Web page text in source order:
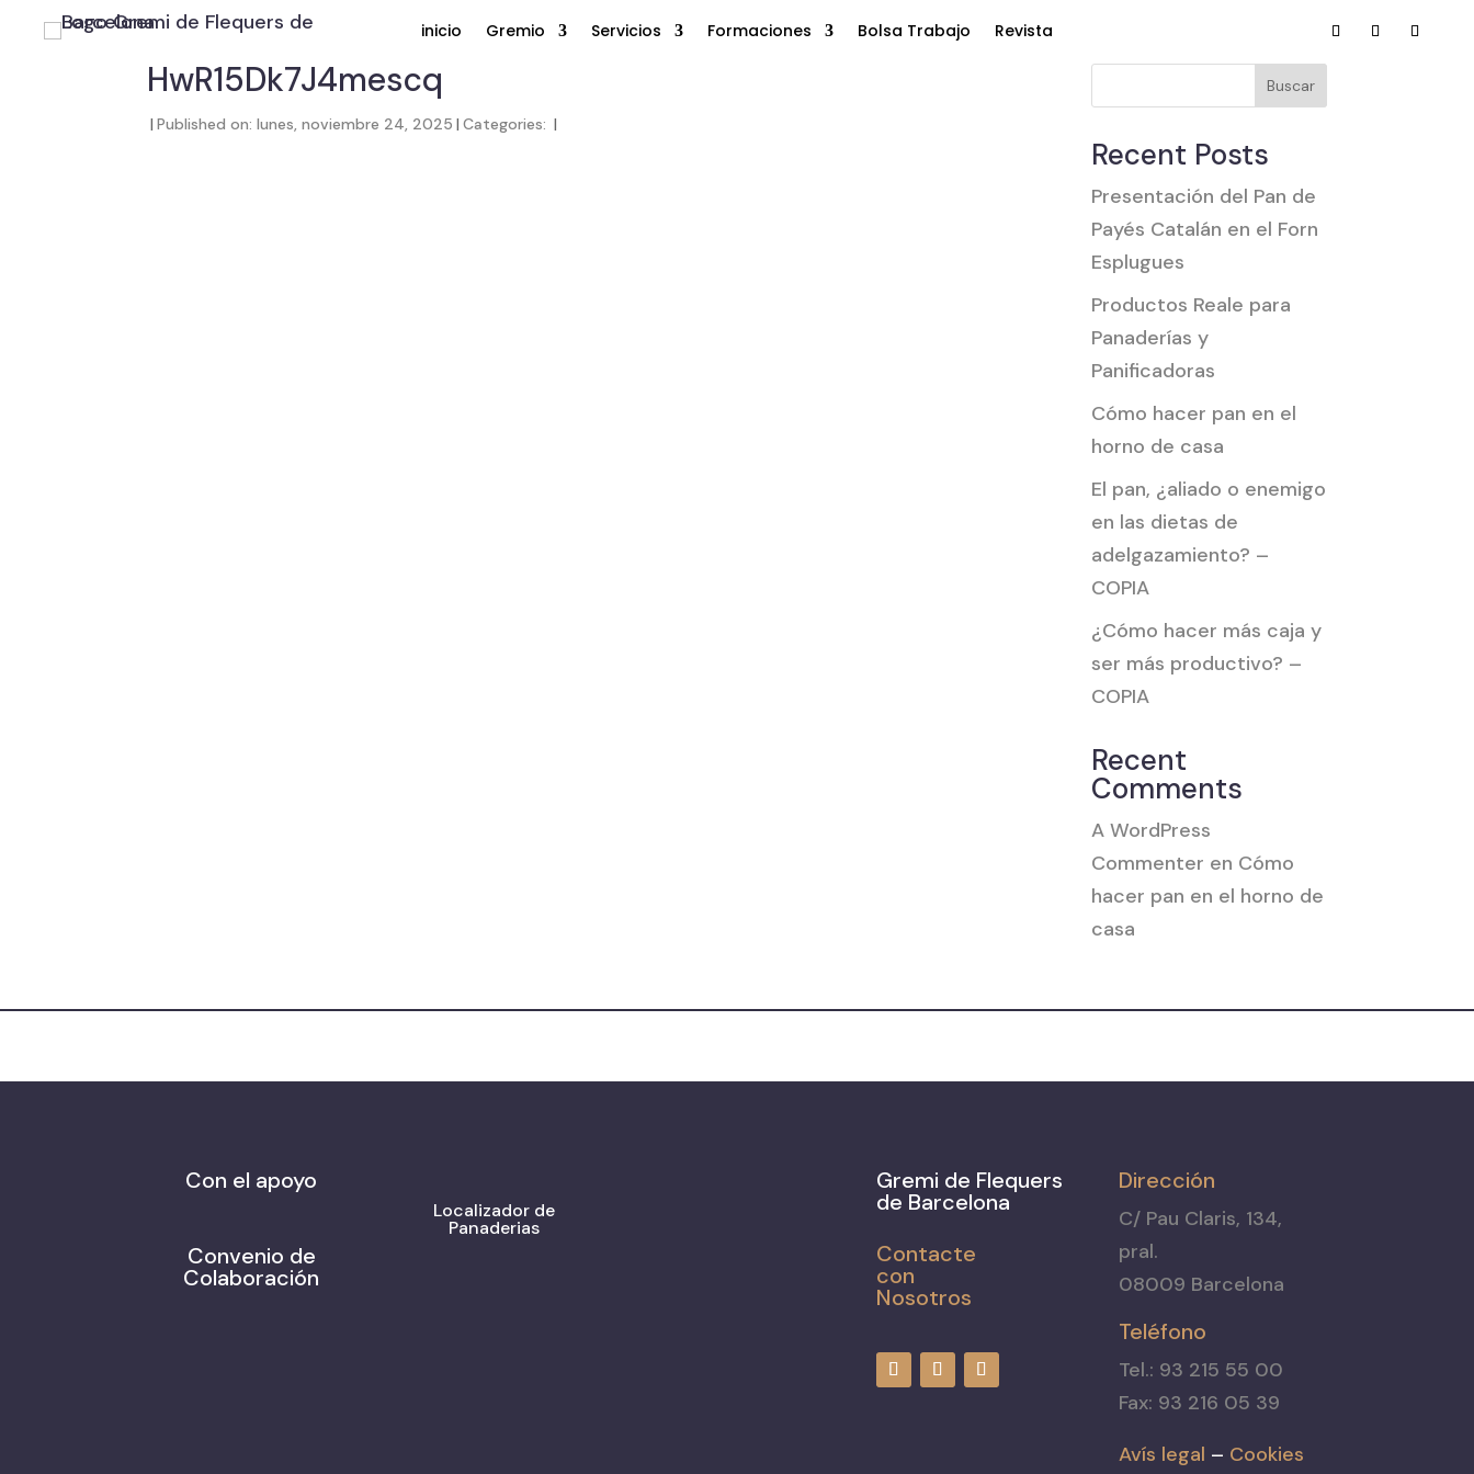
inicio Gremio Servicios Formaciones Bolsa Trabajo Revista
HwR15Dk7J4mescq
| Published on: lunes, noviembre 24, 2025 | Categories: |
Buscar
Recent Posts
Presentación del Pan de
Payés Catalán en el Forn
Esplugues
Productos Reale para
Panaderías y
Panificadoras
Cómo hacer pan en el
horno de casa
El pan, ¿aliado o enemigo
en las dietas de
adelgazamiento? –
COPIA
¿Cómo hacer más caja y
ser más productivo? –
COPIA
Recent
Comments
A WordPress
Commenter en Cómo
hacer pan en el horno de
casa
Con el apoyo
Convenio de
Colaboración
Localizador de
Panaderias
Gremi de Flequers
de Barcelona
Contacte
con
Nosotros
Dirección
C/ Pau Claris, 134,
pral.
08009 Barcelona
Teléfono
Tel.: 93 215 55 00
Fax: 93 216 05 39
Avís legal – Cookies